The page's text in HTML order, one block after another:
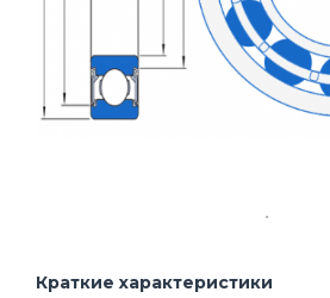
Краткие характеристики